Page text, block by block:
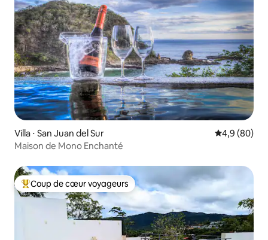
Villa ⋅ San Juan del Sur Évaluation
4,9 (80)
Maison de Mono Enchanté
Coups de cœur voyageurs les plus appréciés
Coup de cœur voyageurs